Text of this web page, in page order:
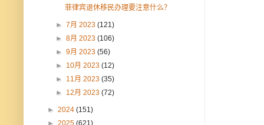
菲律宾退休移民办理要注意什么？
►7月 2023(121)
►8月 2023(106)
►9月 2023(56)
► 10月 2023(12)
► 11月 2023(35)
► 12月 2023(72)
► 2024 (151)
► 2025 (621)